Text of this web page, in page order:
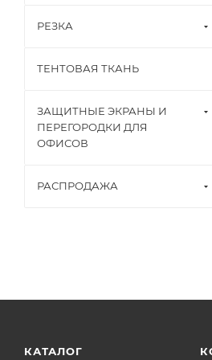
РЕЗКА
ТЕНТОВАЯ ТКАНЬ
ЗАЩИТНЫЕ ЭКРАНЫ И
ПЕРЕГОРОДКИ ДЛЯ
ОФИСОВ
РАСПРОДАЖА
КАТАЛОГ